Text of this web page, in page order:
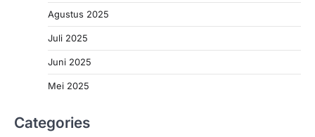
Agustus 2025
Juli 2025
Juni 2025
Mei 2025
Categories